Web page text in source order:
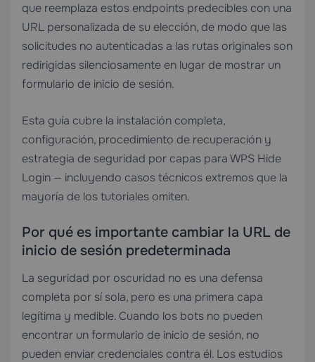
que reemplaza estos endpoints predecibles con una
URL personalizada de su elección, de modo que las
solicitudes no autenticadas a las rutas originales son
redirigidas silenciosamente en lugar de mostrar un
formulario de inicio de sesión.
Esta guía cubre la instalación completa,
configuración, procedimiento de recuperación y
estrategia de seguridad por capas para WPS Hide
Login — incluyendo casos técnicos extremos que la
mayoría de los tutoriales omiten.
Por qué es importante cambiar la URL de
inicio de sesión predeterminada
La seguridad por oscuridad no es una defensa
completa por sí sola, pero es una primera capa
legítima y medible. Cuando los bots no pueden
encontrar un formulario de inicio de sesión, no
pueden enviar credenciales contra él. Los estudios